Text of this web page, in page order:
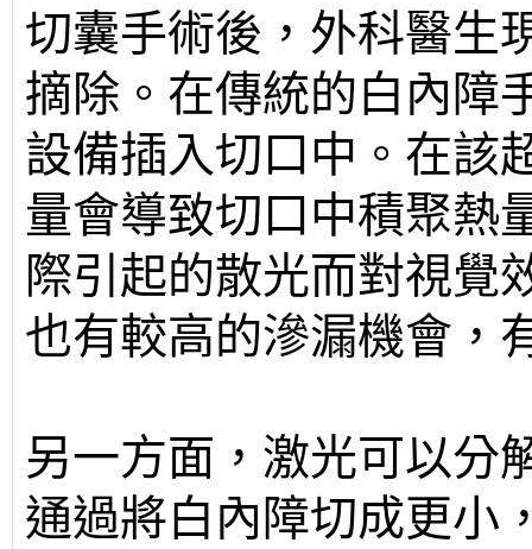
切囊手術後，外科醫生
摘除。在傳統的白內障
設備插入切口中。在該
量會導致切口中積聚熱
際引起的散光而對視覺
也有較高的滲漏機會，
另一方面，激光可以分
通過將白內障切成更小